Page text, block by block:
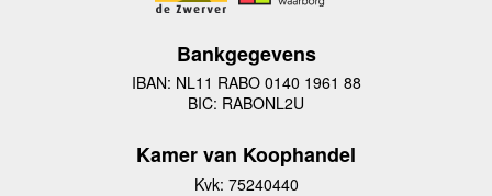
Bankgegevens
IBAN: NL11 RABO 0140 1961 88
BIC: RABONL2U
Kamer van Koophandel
Kvk: 75240440